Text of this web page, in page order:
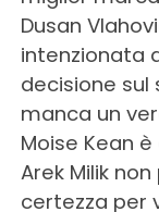
Dusan
intenzionata
decisione sul
manca un
Moise Kean
Arek Milik
certezza per